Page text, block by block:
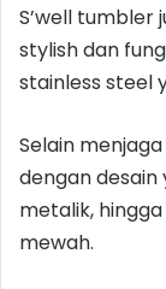
S’well tumbler
stylish dan
stainless steel
Selain
dengan
metalik,
mewah.